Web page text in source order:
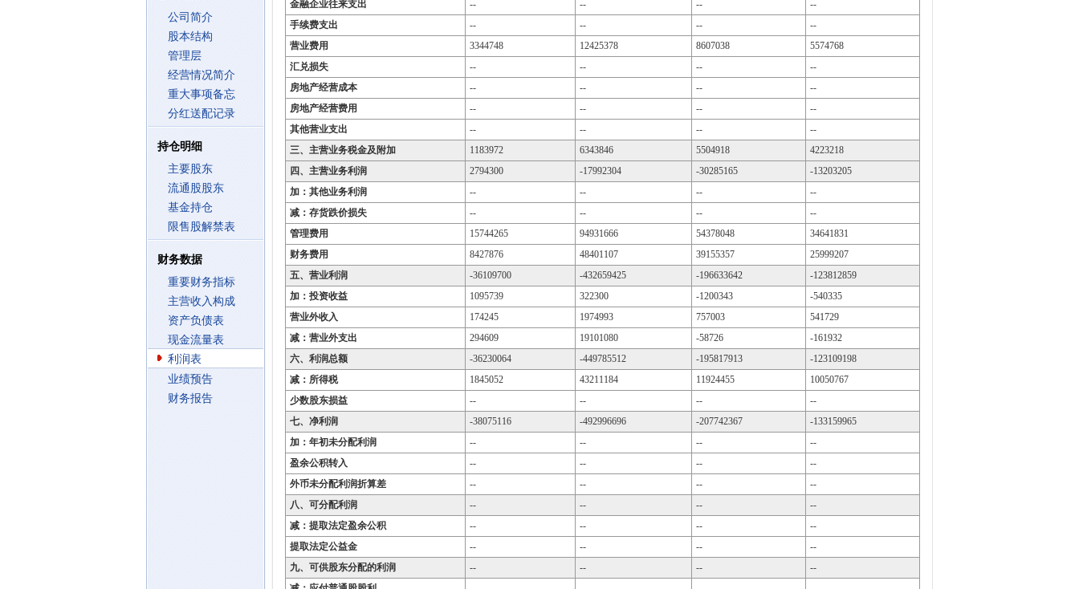
公司简介
股本结构
管理层
经营情况简介
重大事项备忘
分红送配记录
持仓明细
主要股东
流通股股东
基金持仓
限售股解禁表
财务数据
重要财务指标
主营收入构成
资产负债表
现金流量表
利润表
业绩预告
财务报告
金融企业往来支出
-- -- --
--
手续费支出
-- -- --
--
营业费用
3344748 12425378 8607038
5574768
汇兑损失
-- -- --
--
房地产经营成本
-- -- --
--
房地产经营费用
-- -- --
--
其他营业支出
-- -- --
--
三、主营业务税金及附加
1183972 6343846 5504918
4223218
四、主营业务利润
2794300 -17992304 -30285165
-13203205
加：其他业务利润
-- -- --
--
减：存货跌价损失
-- -- --
--
管理费用
15744265 94931666 54378048
34641831
财务费用
8427876 48401107 39155357
25999207
五、营业利润
-36109700 -432659425 -196633642
-123812859
加：投资收益
1095739 322300 -1200343
-540335
营业外收入
174245 1974993 757003
541729
减：营业外支出
294609 19101080 -58726
-161932
六、利润总额
-36230064 -449785512 -195817913
-123109198
减：所得税
1845052 43211184 11924455
10050767
少数股东损益
-- -- --
--
七、净利润
-38075116 -492996696 -207742367
-133159965
加：年初未分配利润
-- -- --
--
盈余公积转入
-- -- --
--
外币未分配利润折算差
-- -- --
--
八、可分配利润
-- -- --
--
减：提取法定盈余公积
-- -- --
--
提取法定公益金
-- -- --
--
九、可供股东分配的利润
-- -- --
--